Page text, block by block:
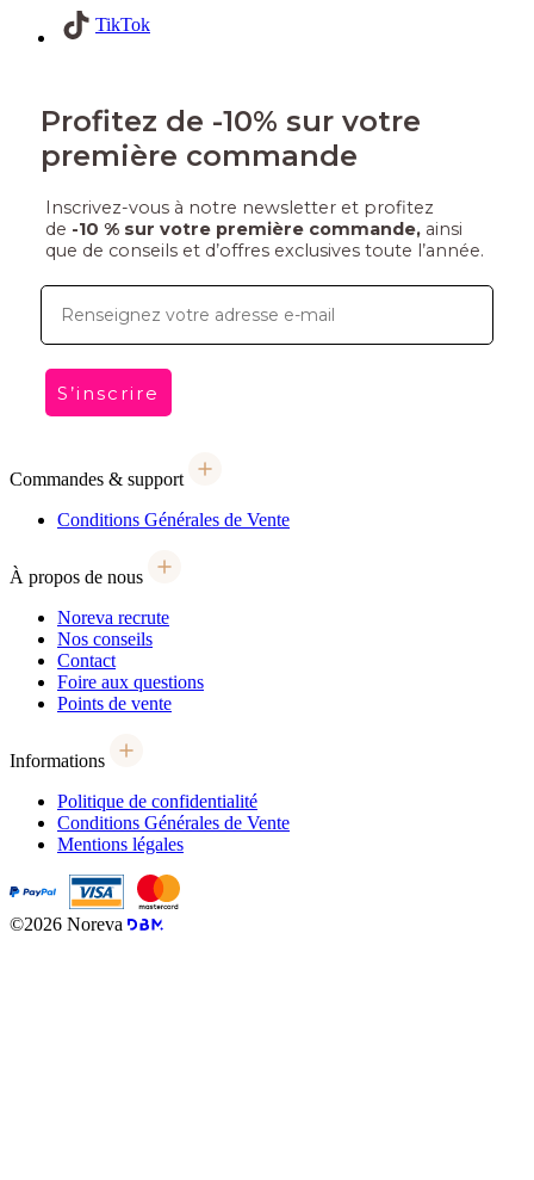
TikTok
Profitez de -10% sur votre
première commande
Inscrivez-vous à notre newsletter et profitez
de -10 % sur votre première commande, ainsi
que de conseils et d’offres exclusives toute l’année.
E-mail
S’inscrire
Commandes & support
Conditions Générales de Vente
À propos de nous
Noreva recrute
Nos conseils
Contact
Foire aux questions
Points de vente
Informations
Politique de confidentialité
Conditions Générales de Vente
Mentions légales
©2026 Noreva